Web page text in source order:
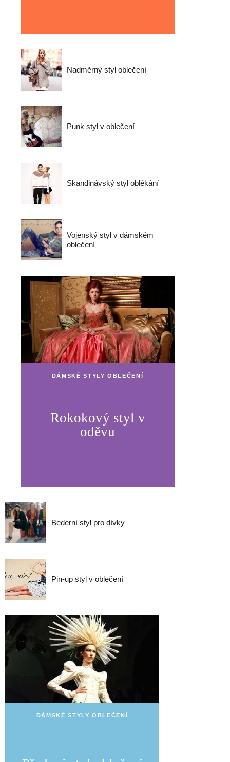
Nadměrný styl oblečení
Punk styl v oblečení
Skandinávský styl oblékání
Vojenský styl v dámském
oblečení
DÁMSKÉ STYLY OBLEČENÍ
Rokokový styl v
oděvu
Bederní styl pro dívky
Pin-up styl v oblečení
DÁMSKÉ STYLY OBLEČENÍ